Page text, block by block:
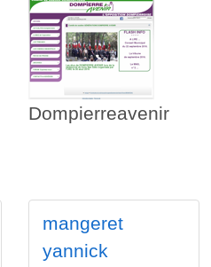
Dompierreavenir
mangeret
yannick